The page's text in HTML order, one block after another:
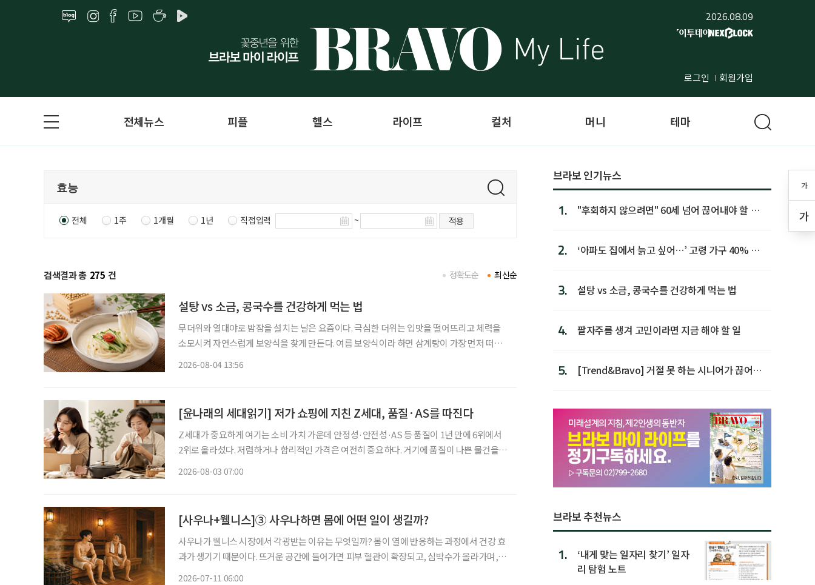
2026.08.09
로그인 회원가입
가
가
전체뉴스 피플 헬스 라이프 컬처 머니 테마
전체 1주 1개월 1년 직접입력 ~ 적용
검색결과 총 275 건 최신순
정확도순
설탕 vs 소금, 콩국수를 건강하게 먹는 법
무더위와 열대야로 밤잠을 설치는 날은 요즘이다. 극심한 더위는 입맛을 떨어뜨리고 체력을
소모시켜 자연스럽게 보양식을 찾게 만든다. 여름 보양식이라 하면 삼계탕이 가장 먼저 떠오
2026-08-04 13:56
[윤나래의 세대읽기] 저가 쇼핑에 지친 Z세대, 품질·AS를 따진다
Z세대가 중요하게 여기는 소비 가치 가운데 안정성·안전성·AS 등 품질이 1년 만에 6위에서
2위로 올라섰다. 저렴하거나 합리적인 가격은 여전히 중요하다. 거기에 품질이 나쁜 물건을
2026-08-03 07:00
[사우나+웰니스]③ 사우나하면 몸에 어떤 일이 생길까?
사우나가 웰니스 시장에서 각광받는 이유는 무엇일까? 몸이 열에 반응하는 과정에서 건강 효
과가 생기기 때문이다. 뜨거운 공간에 들어가면 피부 혈관이 확장되고, 심박수가 올라가며,
2026-07-11 06:00
브라보 인기뉴스
1.
"후회하지 않으려면" 60세 넘어 끊어내야 할 사
2.
‘아파도 집에서 늙고 싶어…’ 고령 가구 40% 노
3. 설탕 vs 소금, 콩국수를 건강하게 먹는 법
4. 팔자주름 생겨 고민이라면 지금 해야 할 일
5.
[Trend&Bravo] 거절 못 하는 시니어가 끊어야
브라보 추천뉴스
1.
‘내게 맞는 일자리 찾기’ 일자
리 탐험 노트